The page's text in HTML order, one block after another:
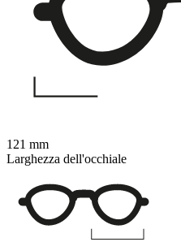
121 mm
Larghezza dell'occhiale